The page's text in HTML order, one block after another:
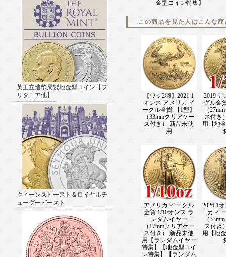
英王立造幣局製地金型コイン【ブ
リタニア他】
クイーンズビースト＆ロイヤルチ
ューダービースト
金型コイン特集】
この商品を見た人はこんな
【ワシ2羽】2021 1
オンス アメリカ イ
ーグル金貨 【1型】
（33mmクリアケー
ス付き） 新品未使
用
2019 ア
グル金
（
ス付き
用【地
アメリカ イーグル
金貨 1/10オンス ラ
ンダムイヤー
（17mmクリアケー
ス付き） 新品未使
用【ランダムイヤー
特集】【地金型コイ
ン特集】【ランダム
2026 1
カ イ
（
ス付き
用【地